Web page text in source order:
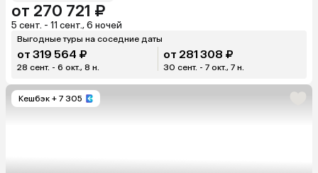
от 270 721 ₽
5 сент. - 11 сент., 6 ночей
Выгодные туры на соседние даты
от 319 564 ₽
28 сент. - 6 окт., 8 н.
от 281 308 ₽
30 сент. - 7 окт., 7 н.
Кешбэк + 7 305